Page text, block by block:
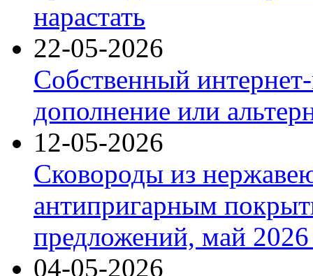
нарастать
22-05-2026
Собственный
дополнение или
12-05-2026
Сковороды из
антипригарным
предложений, май 2026
04-05-2026